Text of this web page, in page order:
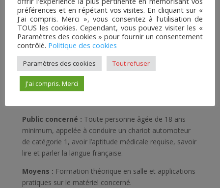
CATÉGORIE 1
Objectifs : Être capable de conduire un pont
roulant ou un portique de catégorie 1 dans le
respect des règles de sécurité.
Public concerné : Toute personne âgée de 18 ans
minimum, appelée à conduire un chariot automoteur
de catégorie 1, avoir l’aptitude médicale requise, savoir
lire et parler la langue française.
Moyens : Formation théorique en salle et applications
pratiques sur le matériel concerné.
préférences et en répétant vos visites. En cliquant sur «
J'ai compris. Merci », vous consentez à l'utilisation de
TOUS les cookies. Cependant, vous pouvez visiter les «
Paramètres des cookies » pour fournir un consentement
contrôlé. Politique des cookies
Paramètres des cookies Tout refuser
J'ai compris. Merci